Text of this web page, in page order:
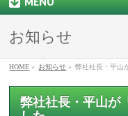
お知らせ
HOME » お知らせ » 弊社社長・平山
弊社社長・平山が